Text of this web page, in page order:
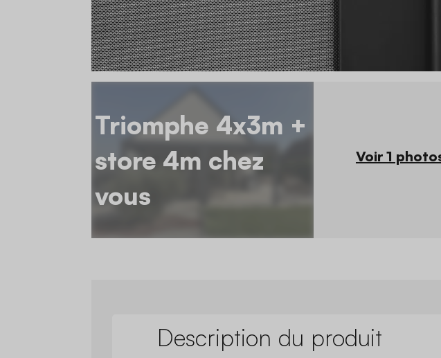
Triomphe 4x3m +
store 4m chez
vous
Voir 1
Description du produit